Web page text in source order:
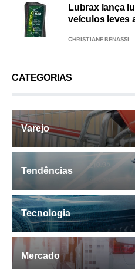
Lubrax lança
veículos leves
CHRISTIANE BENASSI
CATEGORIAS
Varejo
Tendências
Tecnologia
Mercado